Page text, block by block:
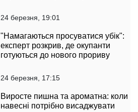
24 березня, 19:01
"Намагаються просуватися убік":
експерт розкрив, де окупанти
готуються до нового прориву
24 березня, 17:15
Виросте пишна та ароматна: коли
навесні потрібно висаджувати